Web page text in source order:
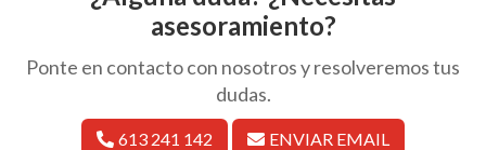
asesoramiento?
Ponte en contacto con nosotros y resolveremos tus
dudas.
613 241 142 ENVIAR EMAIL